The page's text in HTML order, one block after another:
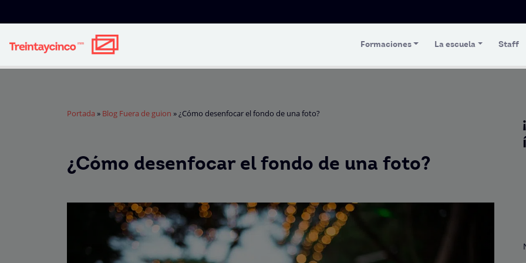
Formaciones La escuela Staff
Portada » Blog Fuera de guion »¿Cómo desenfocar el fondo de una foto?
¿Cómo desenfocar el fondo de una foto?